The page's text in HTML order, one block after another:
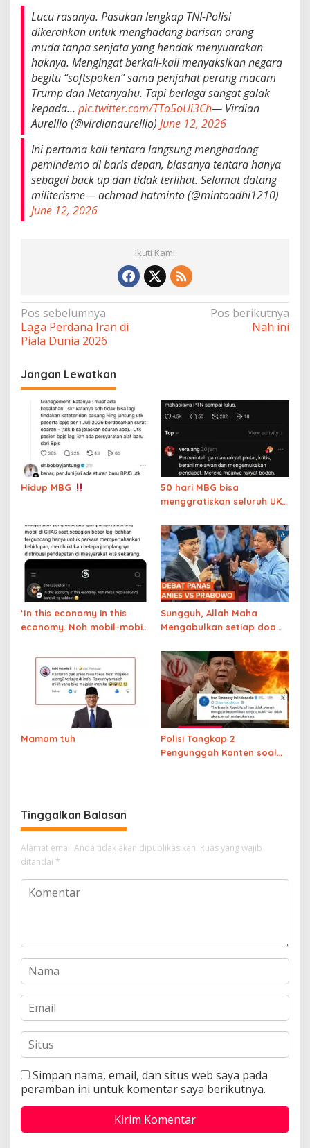
Lucu rasanya. Pasukan lengkap TNI-Polisi
dikerahkan untuk menghadang barisan orang
muda tanpa senjata yang hendak menyuarakan
haknya. Mengingat berkali-kali menyaksikan negara
begitu “softspoken” sama penjahat perang macam
Trump dan Netanyahu. Tapi berlaga sangat galak
kepada… pic.twitter.com/TTo5oUi3Ch— Virdian
Aurellio (@virdianaurellio) June 12, 2026
Ini pertama kali tentara langsung menghadang
pemlndemo di baris depan, biasanya tentara hanya
sebagai back up dan tidak terlihat. Selamat datang
militerisme— achmad hatminto (@mintoadhi1210)
June 12, 2026
Ikuti Kami
Navigasi
pos
Pos sebelumnya
Laga Perdana Iran di
Piala Dunia 2026
Pos berikutnya
Nah ini
Jangan Lewatkan
Hidup MBG
50 hari MBG bisa
menggratiskan seluruh UKT
lulus
‘In this economy in this
economy. Noh mobil-mobil
soldout’
Sungguh, Allah Maha
Mengabulkan setiap doa
Mamam tuh
Polisi Tangkap 2
Pengunggah Konten soal
Tinggalkan Balasan
Alamat email Anda tidak akan dipublikasikan. Ruas yang wajib
ditandai *
Simpan nama, email, dan situs web saya pada
peramban ini untuk komentar saya berikutnya.